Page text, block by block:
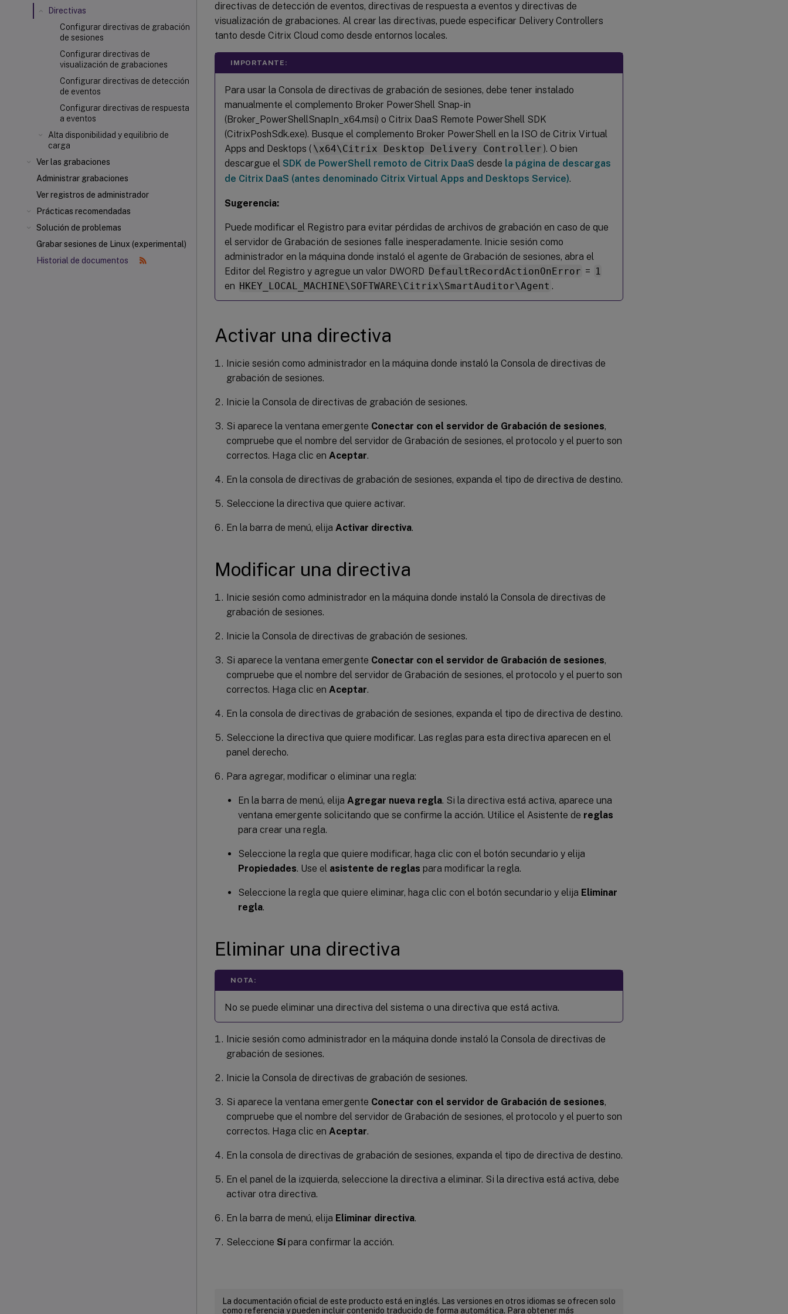
Directivas
Configurar directivas de grabación
de sesiones
Configurar directivas de
visualización de grabaciones
Configurar directivas de detección
de eventos
Configurar directivas de respuesta
a eventos
Alta disponibilidad y equilibrio de
carga
Ver las grabaciones
Administrar grabaciones
Ver registros de administrador
Prácticas recomendadas
Solución de problemas
Grabar sesiones de Linux (experimental)
Historial de documentos
directivas de detección de eventos, directivas de respuesta a eventos y directivas de
visualización de grabaciones. Al crear las directivas, puede especificar Delivery Controllers
tanto desde Citrix Cloud como desde entornos locales.
IMPORTANTE:
Para usar la Consola de directivas de grabación de sesiones, debe tener instalado
manualmente el complemento Broker PowerShell Snap-in
(Broker_PowerShellSnapIn_x64.msi) o Citrix DaaS Remote PowerShell SDK
(CitrixPoshSdk.exe). Busque el complemento Broker PowerShell en la ISO de Citrix Virtual
Apps and Desktops ( \x64\Citrix Desktop Delivery Controller ). O bien
descargue el SDK de PowerShell remoto de Citrix DaaS desde la página de descargas
de Citrix DaaS (antes denominado Citrix Virtual Apps and Desktops Service).
Sugerencia:
Puede modificar el Registro para evitar pérdidas de archivos de grabación en caso de que
el servidor de Grabación de sesiones falle inesperadamente. Inicie sesión como
administrador en la máquina donde instaló el agente de Grabación de sesiones, abra el
Editor del Registro y agregue un valor DWORD DefaultRecordActionOnError = 1
en HKEY_LOCAL_MACHINE\SOFTWARE\Citrix\SmartAuditor\Agent .
Activar una directiva
Inicie sesión como administrador en la máquina donde instaló la Consola de directivas de
grabación de sesiones.
Inicie la Consola de directivas de grabación de sesiones.
Si aparece la ventana emergente Conectar con el servidor de Grabación de sesiones,
compruebe que el nombre del servidor de Grabación de sesiones, el protocolo y el puerto son
correctos. Haga clic en Aceptar.
En la consola de directivas de grabación de sesiones, expanda el tipo de directiva de destino.
Seleccione la directiva que quiere activar.
En la barra de menú, elija Activar directiva.
Modificar una directiva
Inicie sesión como administrador en la máquina donde instaló la Consola de directivas de
grabación de sesiones.
Inicie la Consola de directivas de grabación de sesiones.
Si aparece la ventana emergente Conectar con el servidor de Grabación de sesiones,
compruebe que el nombre del servidor de Grabación de sesiones, el protocolo y el puerto son
correctos. Haga clic en Aceptar.
En la consola de directivas de grabación de sesiones, expanda el tipo de directiva de destino.
Seleccione la directiva que quiere modificar. Las reglas para esta directiva aparecen en el
panel derecho.
Para agregar, modificar o eliminar una regla:
En la barra de menú, elija Agregar nueva regla. Si la directiva está activa, aparece una
ventana emergente solicitando que se confirme la acción. Utilice el Asistente de reglas
para crear una regla.
Seleccione la regla que quiere modificar, haga clic con el botón secundario y elija
Propiedades. Use el asistente de reglas para modificar la regla.
Seleccione la regla que quiere eliminar, haga clic con el botón secundario y elija Eliminar
regla.
Eliminar una directiva
NOTA:
No se puede eliminar una directiva del sistema o una directiva que está activa.
Inicie sesión como administrador en la máquina donde instaló la Consola de directivas de
grabación de sesiones.
Inicie la Consola de directivas de grabación de sesiones.
Si aparece la ventana emergente Conectar con el servidor de Grabación de sesiones,
compruebe que el nombre del servidor de Grabación de sesiones, el protocolo y el puerto son
correctos. Haga clic en Aceptar.
En la consola de directivas de grabación de sesiones, expanda el tipo de directiva de destino.
En el panel de la izquierda, seleccione la directiva a eliminar. Si la directiva está activa, debe
activar otra directiva.
En la barra de menú, elija Eliminar directiva.
Seleccione Sípara confirmar la acción.
La documentación oficial de este producto está en inglés. Las versiones en otros idiomas se ofrecen solo
como referencia y pueden incluir contenido traducido de forma automática. Para obtener más